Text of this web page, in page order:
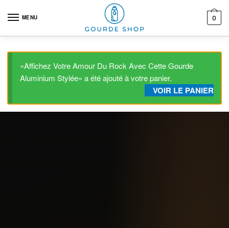
MENU 0
«Affichez Votre Amour Du Rock Avec Cette Gourde
Aluminium Stylée» a été ajouté à votre panier.
VOIR LE PANIER